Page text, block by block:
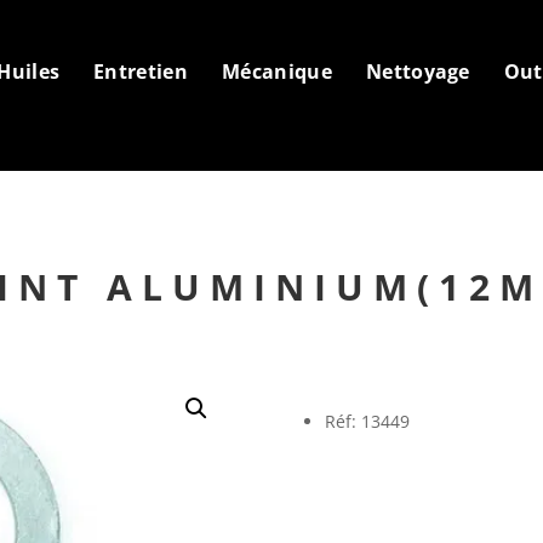
Entretien Mécanique Nettoyage
Réf: 13449